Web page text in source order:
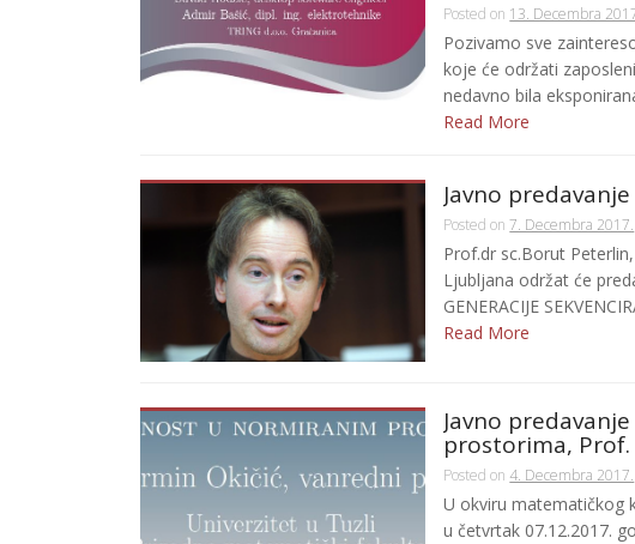
Posted on 13. Decembra
Pozivamo sve
koje će održati
nedavno bila
Read More
Javno
Posted on7. Decembra 2017.
Prof.dr sc.Borut
Ljubljana održat će
GENERACIJE
Read More
Javno
prostorima,
Posted on 4. Decembra 2017.
U okviru matematičkog
u četvrtak 07.12.2017.